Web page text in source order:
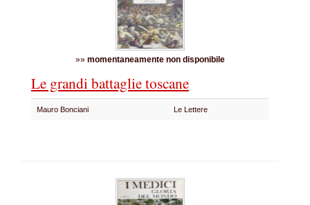
»» momentaneamente non disponibile
Le grandi battaglie toscane
Mauro Bonciani Le Lettere